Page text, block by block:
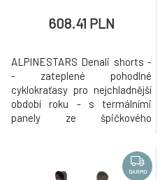
608.41 PLN
ALPINESTARS Denali shorts -
- zateplené pohodlné
cyklokraťasy pro nejchladnější
období roku - s termálními
panely ze špičkového
odolnými 400D panely. Klíčové
vlastnosti: - vhodné řešení pro
DARMO